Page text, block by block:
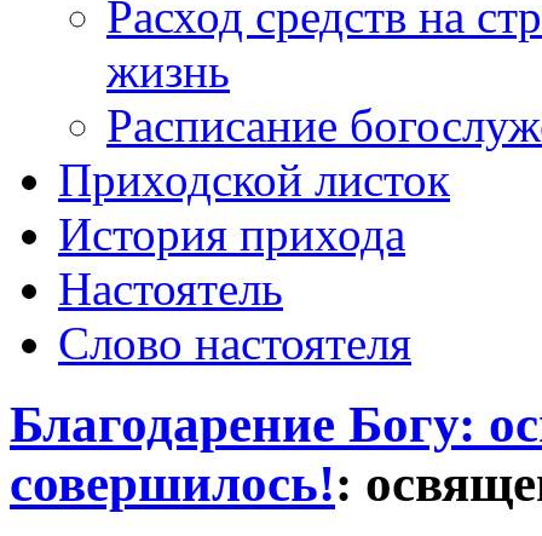
Расход средств на
жизнь
Расписание
Приходской листок
История прихода
Настоятель
Слово настоятеля
Благодарение Богу:
совершилось!: